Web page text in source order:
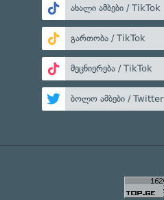
ახალი ამბები / TikTok
გართობა / TikTok
მეცნიერება / TikTok
ბოლო ამბები / Twitter